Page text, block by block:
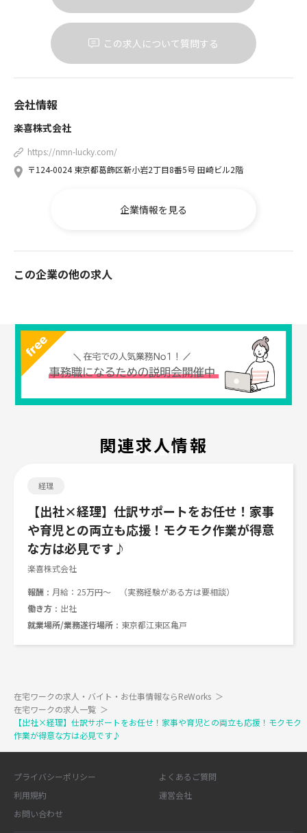
この求人について質問する
会社情報
楽喜株式会社
https://nmn-lucky.com/
〒124-0024 東京都葛飾区新小岩2丁目8番5号 田崎ビル2階
企業情報を見る
この企業の他の求人
関連求人情報
Job search
経理
【出社×経理】仕訳サポートをお任せ！家事
や育児との両立も応援！モクモク作業が得意
な方は必見です♪
楽喜株式会社
報酬
月給：25万円～ （実務経験がある方は要相談）
働き方
出社
就業場所/業務遂行場所
東京都江東区亀戸
在宅ワークの求人・バイト・お仕事情報ならReWorks ＞
在宅ワークの求人一覧 ＞
【出社×経理】仕訳サポートをお任せ！家事や育児との両立も応援！モクモク
作業が得意な方は必見です♪
プライバシーポリシー
よくあるご質問
利用規約
運営会社
お問い合わせ